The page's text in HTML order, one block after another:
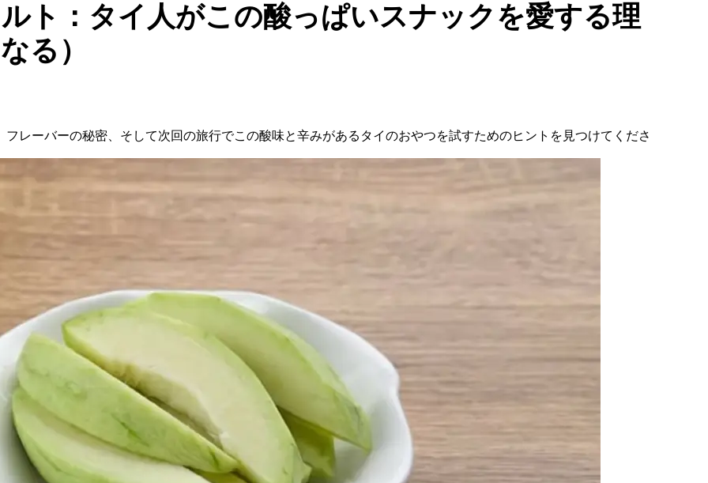
ト：タイ人がこの酸っぱいスナックを愛する理
る）
レーバーの秘密、そして次回の旅行でこの酸味と辛みがあるタイのおやつを試すためのヒントを見つけてくださ